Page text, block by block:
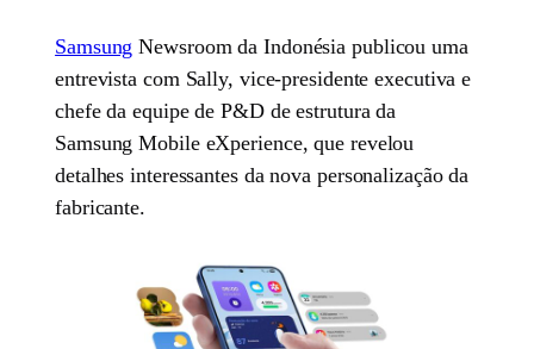
Samsung Newsroom da Indonésia publicou uma
entrevista com Sally, vice-presidente executiva e
chefe da equipe de P&D de estrutura da
Samsung Mobile eXperience, que revelou
detalhes interessantes da nova personalização da
fabricante.